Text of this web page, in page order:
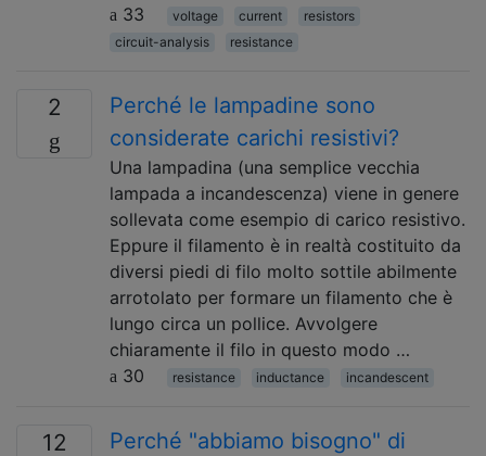
33
voltage current
resistors
circuit-analysis
resistance
2
Perché le lampadine sono
considerate carichi resistivi?
Una lampadina (una semplice vecchia
lampada a incandescenza) viene in genere
sollevata come esempio di carico resistivo.
Eppure il filamento è in realtà costituito da
diversi piedi di filo molto sottile abilmente
arrotolato per formare un filamento che è
lungo circa un pollice. Avvolgere
chiaramente il filo in questo modo …
30
resistance inductance incandescent
12
Perché "abbiamo bisogno" di